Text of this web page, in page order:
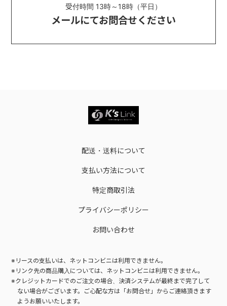
受付時間 13時～18時（平日）
メールにてお問合せください
配送・送料について
支払い方法について
特定商取引法
プライバシーポリシー
お問い合わせ
※リースの支払いは、ネットコンビニは利用できません。
※リンク先の商品購入については、ネットコンビニは利用できません。
※クレジットカードでのご注文の場合、決済システムが最終まで完了して
ない場合がございます。
ご心配な方は「お問合せ」からご連絡頂きます
ようお願いいたします。